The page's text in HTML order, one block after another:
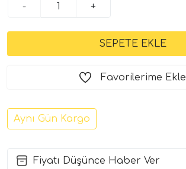
- +
Favorilerime Ekle
Aynı Gün Kargo
Fiyatı Düşünce Haber Ver